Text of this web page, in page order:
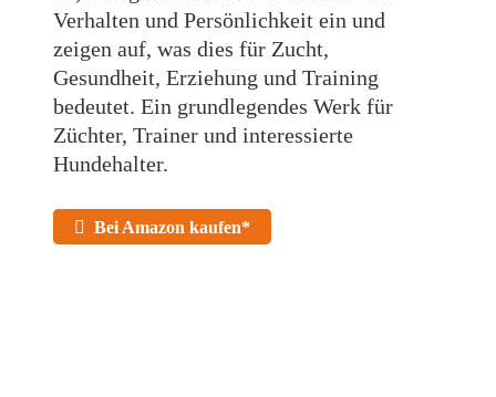
Verhalten und Persönlichkeit ein und
zeigen auf, was dies für Zucht,
Gesundheit, Erziehung und Training
bedeutet. Ein grundlegendes Werk für
Züchter, Trainer und interessierte
Hundehalter.
Bei Amazon kaufen*